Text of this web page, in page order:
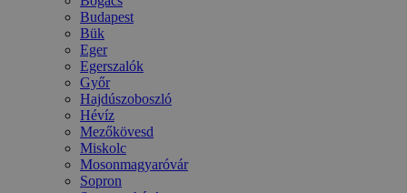
Budapest
Bük
Eger
Egerszalók
Győr
Hajdúszoboszló
Hévíz
Mezőkövesd
Miskolc
Mosonmagyaróvár
Sopron